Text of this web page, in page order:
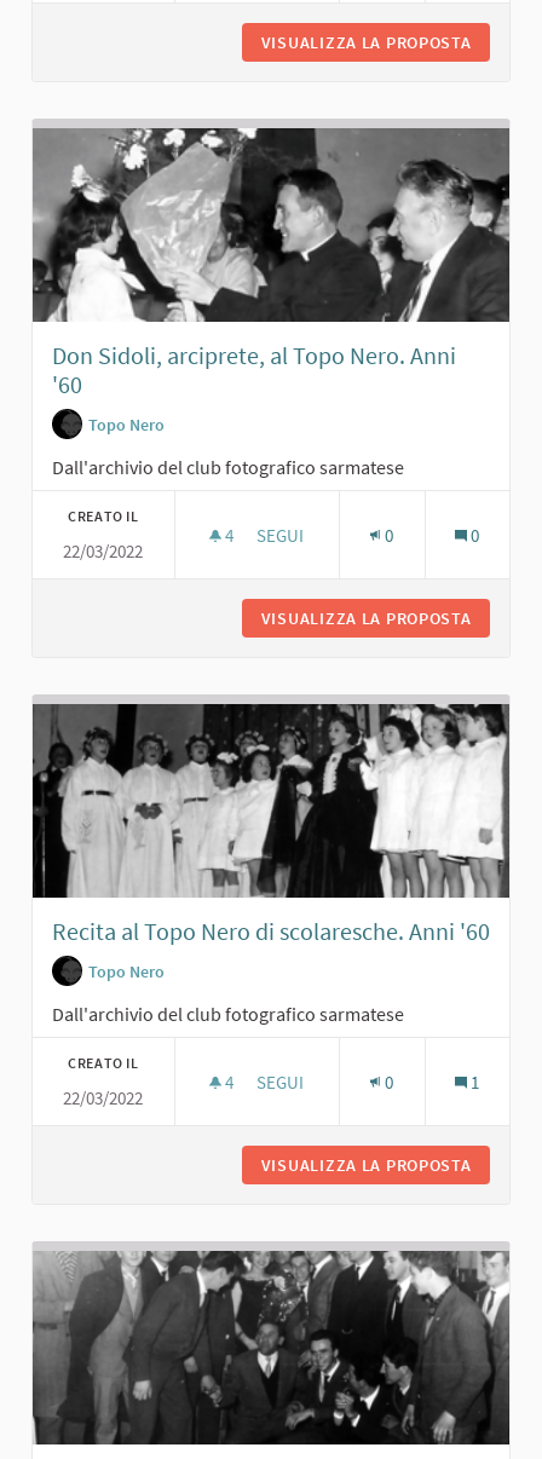
VISUALIZZA LA PROPOSTA
Don Sidoli, arciprete, al Topo Nero. Anni
'60
Topo Nero
Dall'archivio del club fotografico sarmatese
CREATO IL
22/03/2022
4 4 SOSTENITORI
SEGUI 0 0
VISUALIZZA LA PROPOSTA
Recita al Topo Nero di scolaresche. Anni '60
Topo Nero
Dall'archivio del club fotografico sarmatese
CREATO IL
22/03/2022
4 4 SOSTENITORI
SEGUI 0 1
VISUALIZZA LA PROPOSTA